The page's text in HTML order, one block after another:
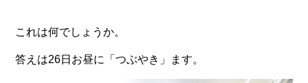
これは何でしょうか。
答えは26日お昼に「つぶやき」ます。